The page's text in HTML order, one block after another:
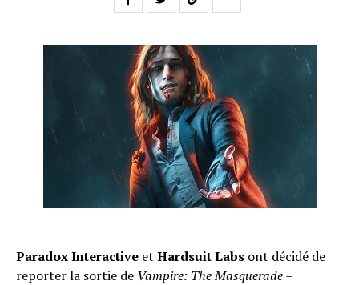
Paradox Interactive et Hardsuit Labs ont décidé de
reporter la sortie de Vampire: The Masquerade –